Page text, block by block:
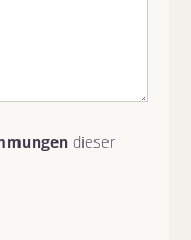
dieser